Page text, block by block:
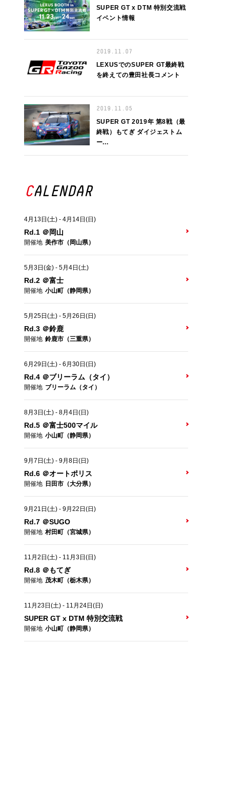
SUPER GT x DTM 特別交流戦
イベント情報
2019.11.07
LEXUSでのSUPER GT最終戦
を終えての豊田社長コメント
2019.11.05
SUPER GT 2019年 第8戦（最
終戦）もてぎ ダイジェストム
ー...
CALENDAR
4月13日(土) - 4月14日(日)
Rd.1 ＠岡山
開催地 美作市（岡山県）
5月3日(金) - 5月4日(土)
Rd.2 ＠富士
開催地 小山町（静岡県）
5月25日(土) - 5月26日(日)
Rd.3 ＠鈴鹿
開催地 鈴鹿市（三重県）
6月29日(土) - 6月30日(日)
Rd.4 ＠ブリーラム（タイ）
開催地 ブリーラム（タイ）
8月3日(土) - 8月4日(日)
Rd.5 ＠富士500マイル
開催地 小山町（静岡県）
9月7日(土) - 9月8日(日)
Rd.6 ＠オートポリス
開催地 日田市（大分県）
9月21日(土) - 9月22日(日)
Rd.7 ＠SUGO
開催地 村田町（宮城県）
11月2日(土) - 11月3日(日)
Rd.8 ＠もてぎ
開催地 茂木町（栃木県）
11月23日(土) - 11月24日(日)
SUPER GT x DTM 特別交流戦
開催地 小山町（静岡県）